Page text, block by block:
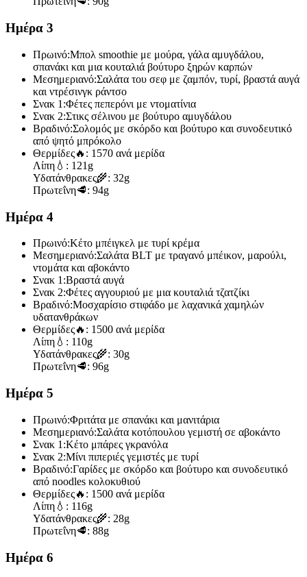
Ημέρα 3
Πρωινό:Μπολ smoothie με μούρα, γάλα αμυγδάλου,
σπανάκι και μια κουταλιά βούτυρο ξηρών καρπών
Μεσημεριανό:Σαλάτα του σεφ με ζαμπόν, τυρί, βραστά αυγά
και ντρέσινγκ ράντσο
Σνακ 1:Φέτες πεπερόνι με ντοματίνια
Σνακ 2:Στικς σέλινου με βούτυρο αμυγδάλου
Βραδινό:Σολομός με σκόρδο και βούτυρο και συνοδευτικό
από ψητό μπρόκολο
Θερμίδες🔥: 1570 ανά μερίδα
Λίπη 💧: 121g
Υδατάνθρακες🌾: 32g
Πρωτεΐνη🥩: 94g
Ημέρα 4
Πρωινό:Κέτο μπέιγκελ με τυρί κρέμα
Μεσημεριανό:Σαλάτα BLT με τραγανό μπέικον, μαρούλι,
ντομάτα και αβοκάντο
Σνακ 1:Βραστά αυγά
Σνακ 2:Φέτες αγγουριού με μια κουταλιά τζατζίκι
Βραδινό:Μοσχαρίσιο στιφάδο με λαχανικά χαμηλών
υδατανθράκων
Θερμίδες🔥: 1500 ανά μερίδα
Λίπη 💧: 110g
Υδατάνθρακες🌾: 30g
Πρωτεΐνη🥩: 96g
Ημέρα 5
Πρωινό:Φριτάτα με σπανάκι και μανιτάρια
Μεσημεριανό:Σαλάτα κοτόπουλου γεμιστή σε αβοκάντο
Σνακ 1:Κέτο μπάρες γκρανόλα
Σνακ 2:Μίνι πιπεριές γεμιστές με τυρί
Βραδινό:Γαρίδες με σκόρδο και βούτυρο και συνοδευτικό
από noodles κολοκυθιού
Θερμίδες🔥: 1500 ανά μερίδα
Λίπη 💧: 116g
Υδατάνθρακες🌾: 28g
Πρωτεΐνη🥩: 88g
Ημέρα 6